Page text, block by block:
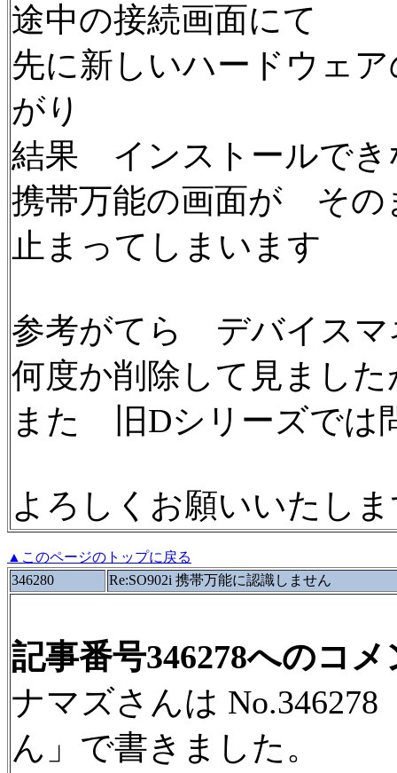
途中の接続画面にて
先に新しいハードウェ
がり
結果 インストールでき
携帯万能の画面が その
止まってしまいます
参考がてら デバイスマ
何度か削除して見まし
また 旧Dシリーズでは
よろしくお願いいたし
▲このページのトップに戻る
346280
Re:SO902i 携帯万能に認識しません
記事番号346278へのコメ
ナマズさんは
ん」で書きました。